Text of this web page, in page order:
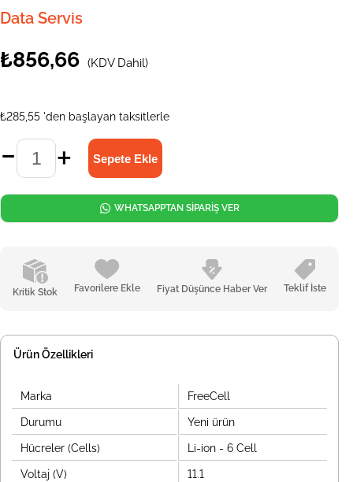
Data Servis
₺856,66 (KDV Dahil)
₺285,55 'den başlayan taksitlerle
Kritik Stok Favorilere Ekle Fiyat Düşünce Haber Ver Teklif İste
WHATSAPPTAN SİPARİŞ VER
Ürün Özellikleri
Marka FreeCell
Durumu Yeni ürün
Hücreler (Cells) Li-ion - 6 Cell
Voltaj (V) 11.1